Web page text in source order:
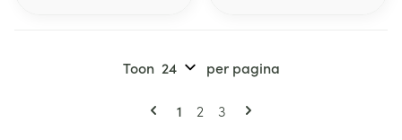
Pagina's
U lees momenteel pagina
1 Pagina
2 Pagina
3
Toon per pagina